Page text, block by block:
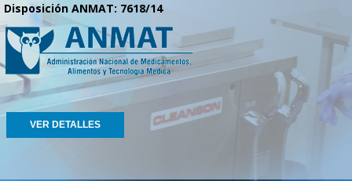
Disposición ANMAT: 7618/14
VER DETALLES